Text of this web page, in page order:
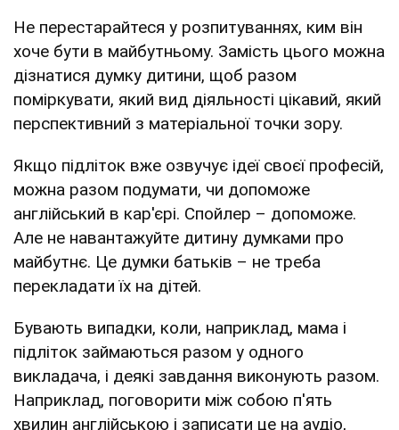
Не перестарайтеся у розпитуваннях, ким він
хоче бути в майбутньому. Замість цього можна
дізнатися думку дитини, щоб разом
поміркувати, який вид діяльності цікавий, який
перспективний з матеріальної точки зору.
Якщо підліток вже озвучує ідеї своєї професій,
можна разом подумати, чи допоможе
англійський в кар'єрі. Спойлер – допоможе.
Але не навантажуйте дитину думками про
майбутнє. Це думки батьків – не треба
перекладати їх на дітей.
Бувають випадки, коли, наприклад, мама і
підліток займаються разом у одного
викладача, і деякі завдання виконують разом.
Наприклад, поговорити між собою п'ять
хвилин англійською і записати це на аудіо,